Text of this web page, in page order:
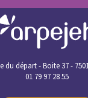
du départ - Boite 37 -
01 79 97 28 55